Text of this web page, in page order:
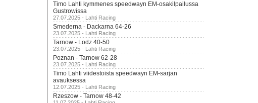
Timo Lahti kymmenes speedwayn EM-osakilpailussa
Gustrowissa
27.07.2025 - Lahti Racing
Smederna - Dackarna 64-26
23.07.2025 - Lahti Racing
Tarnow - Lodz 40-50
23.07.2025 - Lahti Racing
Poznan - Tarnow 62-28
23.07.2025 - Lahti Racing
Timo Lahti viidestoista speedwayn EM-sarjan
avauksessa
12.07.2025 - Lahti Racing
Rzeszow - Tarnow 48-42